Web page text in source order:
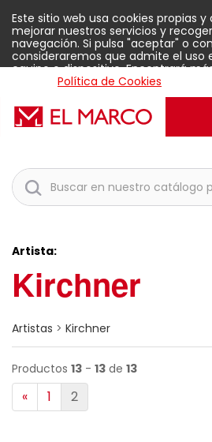
Este sitio web usa cookies propias
mejorar nuestros servicios y
navegación. Si pulsa "aceptar" o
consideraremos que admite el uso
equipo o dispositivo. Encontrará
Política de Cookies
Aceptar
Artista:
Kirchner
Artistas > Kirchner
Productos 13 - 13 de 13
« 1 2